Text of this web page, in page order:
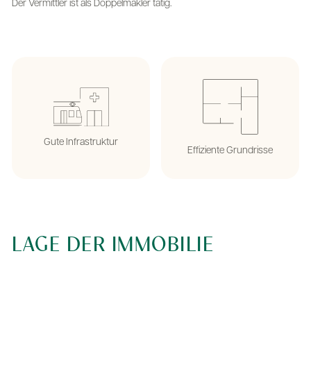
Der Vermittler ist als Doppelmakler tätig.
Gute Infrastruktur
Effiziente Grundrisse
LAGE DER IMMOBILIE